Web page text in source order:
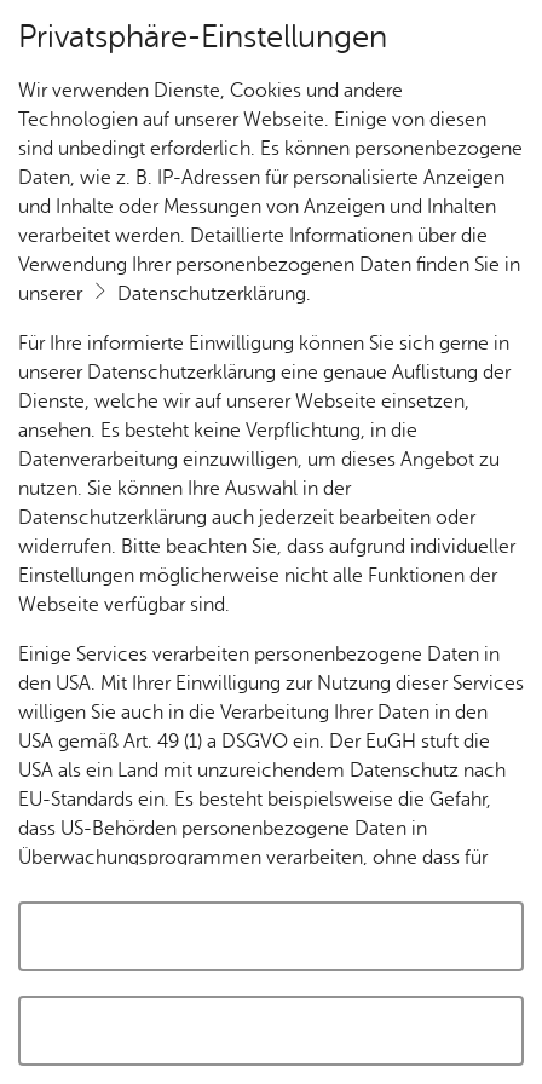
Kartenansicht
Cookie-Hinweis
Zum Laden dieser Karte wird eine Verbindung zu externen
Servern hergestellt. Diese verwenden Cookies und andere
Tracking-Technologien, um die Bedienung zu
personalisieren und zu verbessern. Weitere Informationen
finden Sie in unsererDatenschutzerklärung
Cookies akzeptieren und Karte laden
Privatsphäre-Einstellungen
Wir verwenden Dienste, Cookies und andere
Technologien auf unserer Webseite. Einige von diesen
sind unbedingt erforderlich. Es können personenbezogene
Daten, wie z. B. IP-Adressen für personalisierte Anzeigen
und Inhalte oder Messungen von Anzeigen und Inhalten
verarbeitet werden. Detaillierte Informationen über die
Verwendung Ihrer personenbezogenen Daten finden Sie in
unserer
Datenschutzerklärung.
Für Ihre informierte Einwilligung können Sie sich gerne in
unserer Datenschutzerklärung eine genaue Auflistung der
Dienste, welche wir auf unserer Webseite einsetzen,
ansehen. Es besteht keine Verpflichtung, in die
Datenverarbeitung einzuwilligen, um dieses Angebot zu
nutzen. Sie können Ihre Auswahl in der
Datenschutzerklärung auch jederzeit bearbeiten oder
widerrufen. Bitte beachten Sie, dass aufgrund individueller
Einstellungen möglicherweise nicht alle Funktionen der
Webseite verfügbar sind.
Einige Services verarbeiten personenbezogene Daten in
den USA. Mit Ihrer Einwilligung zur Nutzung dieser Services
willigen Sie auch in die Verarbeitung Ihrer Daten in den
USA gemäß Art. 49 (1) a DSGVO ein. Der EuGH stuft die
USA als ein Land mit unzureichendem Datenschutz nach
EU-Standards ein. Es besteht beispielsweise die Gefahr,
dass US-Behörden personenbezogene Daten in
Überwachungsprogrammen verarbeiten, ohne dass für